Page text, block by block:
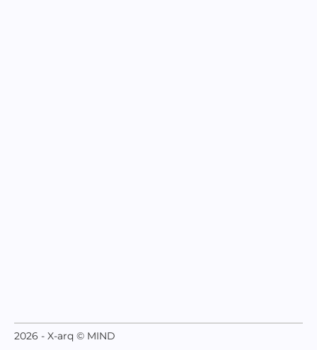
2026 - X-arq © MIND